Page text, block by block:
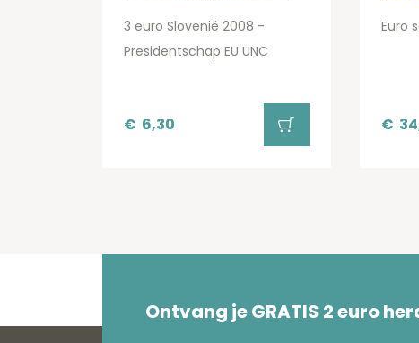
3 euro Slovenië 2008 -
Presidentschap EU UNC
€ 6,30
Euro
€
Ontvang je GRATIS 2 euro